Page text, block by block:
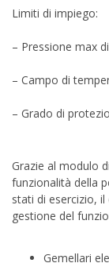
Limiti di impiego:
– Pressione max
– Campo di
– Grado di
Grazie al modulo
funzionalità della
stati di esercizio,
gestione del
Gemellari